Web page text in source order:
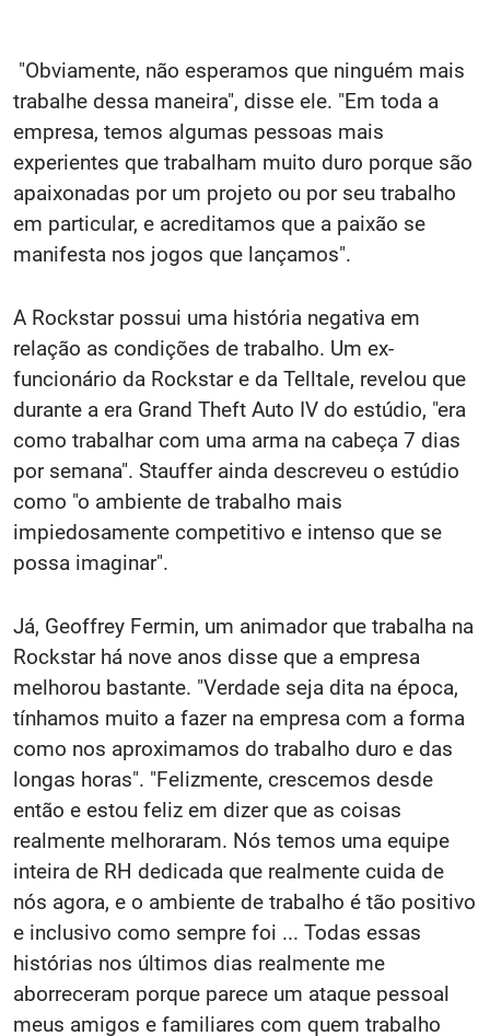
"Obviamente, não esperamos que ninguém mais
trabalhe dessa maneira", disse ele. "Em toda a
empresa, temos algumas pessoas mais
experientes que trabalham muito duro porque são
apaixonadas por um projeto ou por seu trabalho
em particular, e acreditamos que a paixão se
manifesta nos jogos que lançamos".
A Rockstar possui uma história negativa em
relação as condições de trabalho. Um ex-
funcionário da Rockstar e da Telltale, revelou que
durante a era Grand Theft Auto IV do estúdio, "era
como trabalhar com uma arma na cabeça 7 dias
por semana". Stauffer ainda descreveu o estúdio
como "o ambiente de trabalho mais
impiedosamente competitivo e intenso que se
possa imaginar".
Já, Geoffrey Fermin, um animador que trabalha na
Rockstar há nove anos disse que a empresa
melhorou bastante. "Verdade seja dita na época,
tínhamos muito a fazer na empresa com a forma
como nos aproximamos do trabalho duro e das
longas horas". "Felizmente, crescemos desde
então e estou feliz em dizer que as coisas
realmente melhoraram. Nós temos uma equipe
inteira de RH dedicada que realmente cuida de
nós agora, e o ambiente de trabalho é tão positivo
e inclusivo como sempre foi ... Todas essas
histórias nos últimos dias realmente me
aborreceram porque parece um ataque pessoal
meus amigos e familiares com quem trabalho